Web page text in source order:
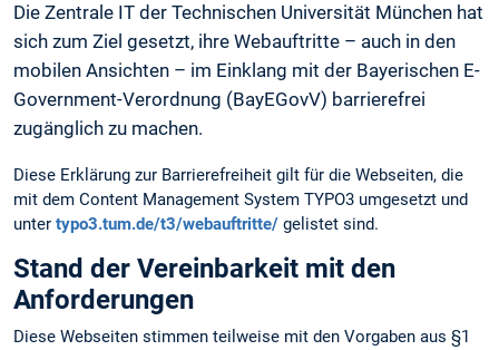
Die Zentrale IT der Technischen Universität München hat
sich zum Ziel gesetzt, ihre Webauftritte – auch in den
mobilen Ansichten – im Einklang mit der Bayerischen E-
Government-Verordnung (BayEGovV) barrierefrei
zugänglich zu machen.
Diese Erklärung zur Barrierefreiheit gilt für die Webseiten, die
mit dem Content Management System TYPO3 umgesetzt und
unter typo3.tum.de/t3/webauftritte/ gelistet sind.
Stand der Vereinbarkeit mit den
Anforderungen
Diese Webseiten stimmen teilweise mit den Vorgaben aus §1